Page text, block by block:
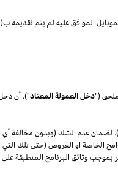
الموافقعليه لم يتم تقديمه ب(
("دخل العمولة المعتاد"). أن
عدم الشك (وبدون مخالفة
الخاصة او العروض (حتى تلك
وثائق البرنامج المنطبقة